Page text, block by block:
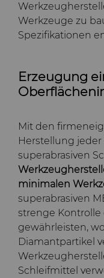
Werkzeuge zu
Spezifikationen
Erzeugung
Mit den
Herstellung
superabrasiven
minimalen
superabrasiven
strenge
gewährleisten,
Diamantpartikel
Schleifmittel